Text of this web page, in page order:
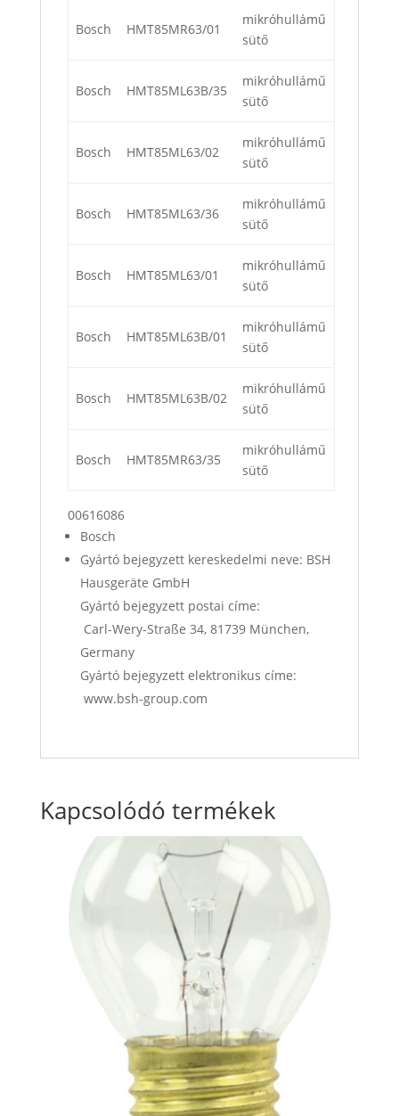
Bosch HMT85MR63/01
mikróhullámű
sütő
Bosch HMT85ML63B/35
mikróhullámű
sütő
Bosch HMT85ML63/02
mikróhullámű
sütő
Bosch HMT85ML63/36
mikróhullámű
sütő
Bosch HMT85ML63/01
mikróhullámű
sütő
Bosch HMT85ML63B/01
mikróhullámű
sütő
Bosch HMT85ML63B/02
mikróhullámű
sütő
Bosch HMT85MR63/35
mikróhullámű
sütő
00616086
Bosch
Gyártó bejegyzett kereskedelmi neve: BSH
Hausgeräte GmbH
Gyártó bejegyzett postai címe:
Carl-Wery-Straße 34, 81739 München,
Germany
Gyártó bejegyzett elektronikus címe:
www.bsh-group.com
Kapcsolódó termékek